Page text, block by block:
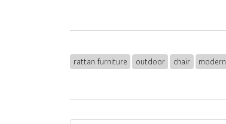
rattan furniture outdoor chair modern